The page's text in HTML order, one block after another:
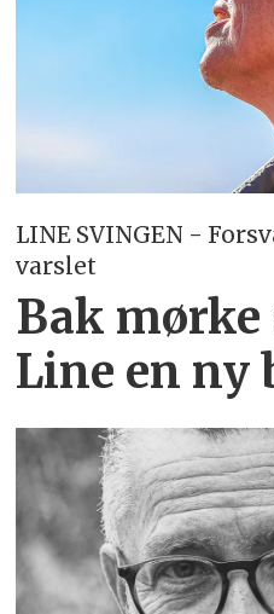
LINE SVINGEN -
varslet
Bak
Line en ny